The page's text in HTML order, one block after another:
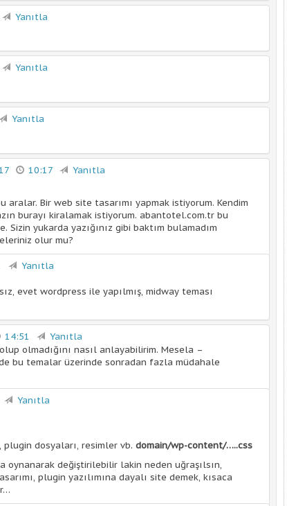
Yanıtla
Yanıtla
Yanıtla
10:17
Yanıtla
aralar. Bir web site tasarımı yapmak istiyorum. Kendim
burayı kiralamak istiyorum. abantotel.com.tr bu
yukarda yazığınız gibi baktım bulamadım
olur mu?
Yanıtla
evet wordpress ile yapılmış, midway teması
14:51
Yanıtla
olmadığını nasıl anlayabilirim. Mesela –
bu temalar üzerinde sonradan fazla müdahale
Yanıtla
dosyaları, resimler vb. domain/wp-content/…..css
oynanarak değiştirilebilir lakin neden uğraşılsın,
plugin yazılımına dayalı site demek, kısaca